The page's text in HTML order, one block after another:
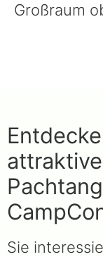
Großraum
Sie